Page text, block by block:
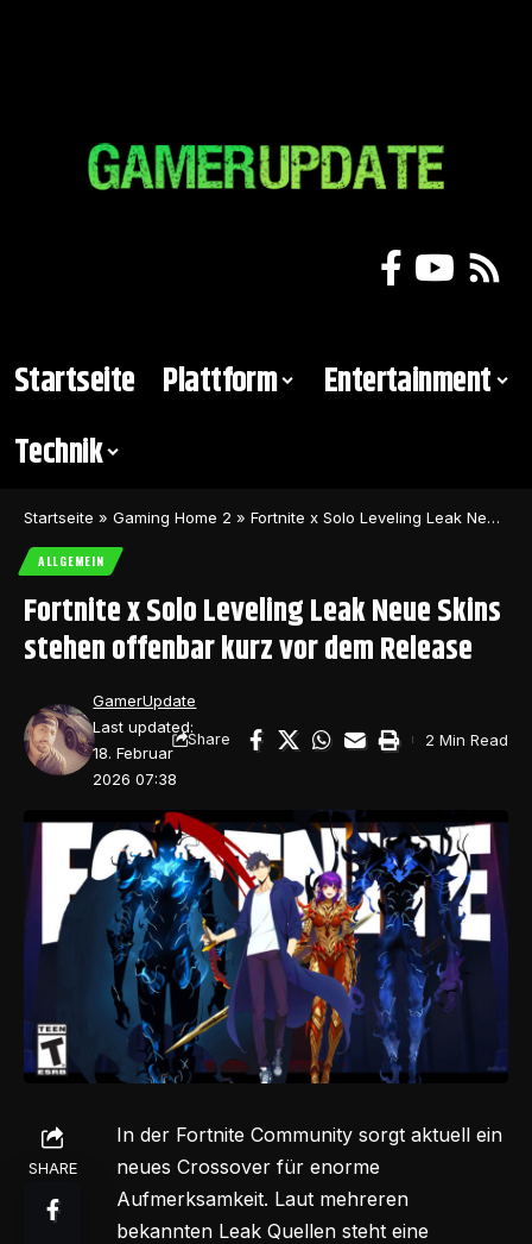
Startseite Plattform
Entertainment
Technik
Startseite » Gaming Home 2 » Fortnite x Solo Leveling Leak Neue Skins stehen offenbar kurz vor dem Release
ALLGEMEIN
Fortnite x Solo Leveling Leak Neue Skins
stehen offenbar kurz vor dem Release
Last updated:
18. Februar
2026 07:38
GamerUpdate
Share 2 Min Read
SHARE
In der Fortnite Community sorgt aktuell ein
neues Crossover für enorme
Aufmerksamkeit. Laut mehreren
bekannten Leak Quellen steht eine